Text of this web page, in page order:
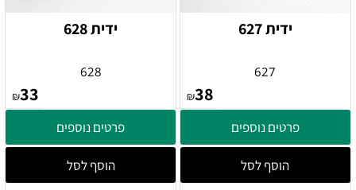
ידית 627
627
₪38
פרטים נוספים
הוסף לסל
ידית 628
628
₪33
פרטים נוספים
הוסף לסל